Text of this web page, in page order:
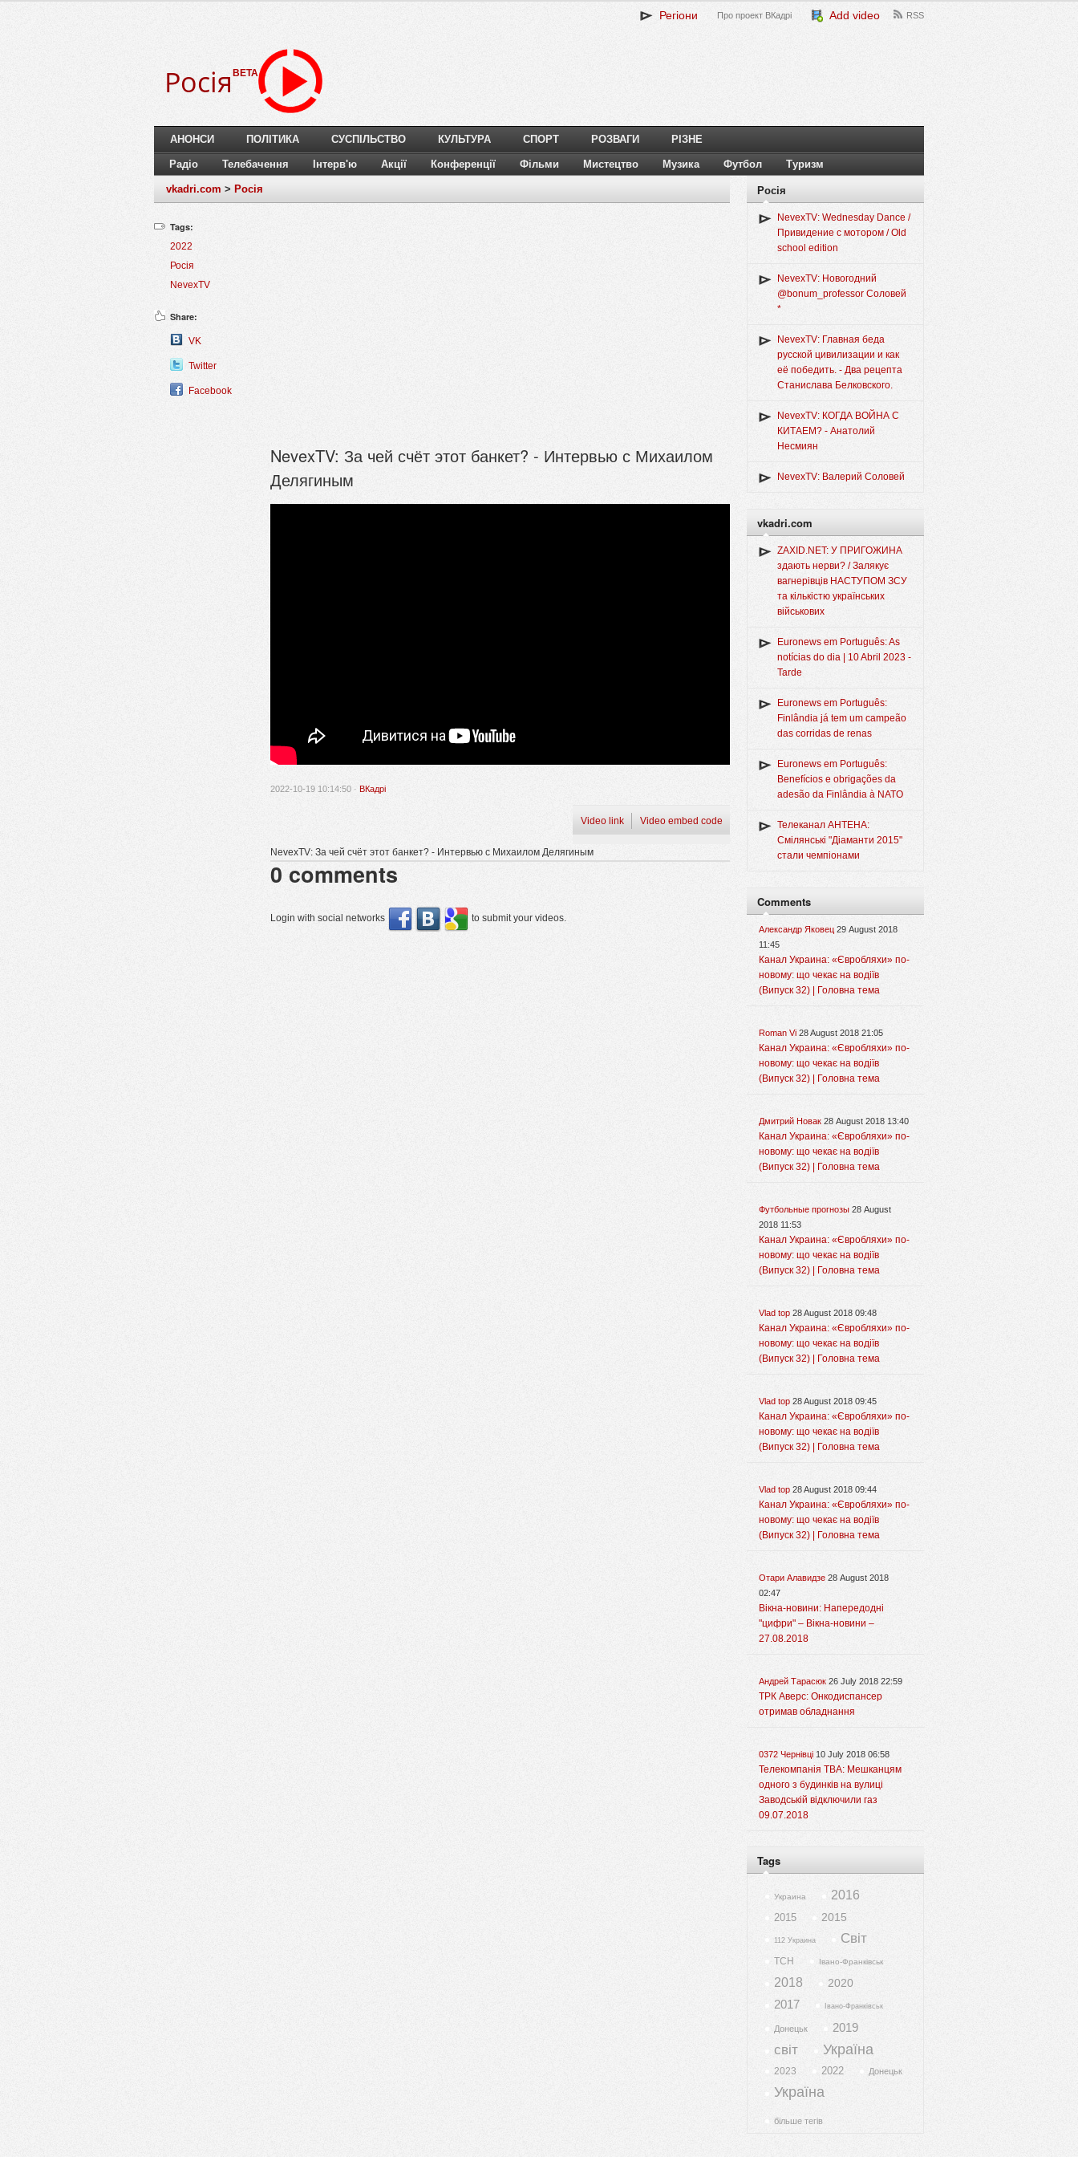
Регіони Про проект ВКадрі Add video RSS
Росія BETA
АНОНСИ ПОЛІТИКА СУСПІЛЬСТВО КУЛЬТУРА СПОРТ РОЗВАГИ РІЗНЕ
Радіо Телебачення Інтерв'ю Акції Конференції Фільми Мистецтво Музика Футбол Туризм
vkadri.com > Росія
Tags:
2022
Росія
NevexTV
Share:
VK
Twitter
Facebook
NevexTV: За чей счёт этот банкет? - Интервью с Михаилом
Делягиным
2022-10-19 10:14:50 · ВКадрі
Video link Video embed code
NevexTV: За чей счёт этот банкет? - Интервью с Михаилом Делягиным
0 comments
Login with social networks to submit your videos.
Росія
NevexTV: Wednesday Dance /
Привидение с мотором / Old
school edition
NevexTV: Новогодний
@bonum_professor Соловей
*
NevexTV: Главная беда
русской цивилизации и как
её победить. - Два рецепта
Станислава Белковского.
NevexTV: КОГДА ВОЙНА С
КИТАЕМ? - Анатолий
Несмиян
NevexTV: Валерий Соловей
vkadri.com
ZAXID.NET: У ПРИГОЖИНА
здають нерви? / Залякує
вагнерівців НАСТУПОМ ЗСУ
та кількістю українських
військових
Euronews em Português: As
notícias do dia | 10 Abril 2023 -
Tarde
Euronews em Português:
Finlândia já tem um campeão
das corridas de renas
Euronews em Português:
Benefícios e obrigações da
adesão da Finlândia à NATO
Телеканал АНТЕНА:
Смілянські "Діаманти 2015"
стали чемпіонами
Comments
Александр Яковец 29 August 2018
11:45
Канал Украина: «Євробляхи» по-
новому: що чекає на водіїв
(Випуск 32) | Головна тема
Roman Vi 28 August 2018 21:05
Канал Украина: «Євробляхи» по-
новому: що чекає на водіїв
(Випуск 32) | Головна тема
Дмитрий Новак 28 August 2018 13:40
Канал Украина: «Євробляхи» по-
новому: що чекає на водіїв
(Випуск 32) | Головна тема
Футбольные прогнозы 28 August
2018 11:53
Канал Украина: «Євробляхи» по-
новому: що чекає на водіїв
(Випуск 32) | Головна тема
Vlad top 28 August 2018 09:48
Канал Украина: «Євробляхи» по-
новому: що чекає на водіїв
(Випуск 32) | Головна тема
Vlad top 28 August 2018 09:45
Канал Украина: «Євробляхи» по-
новому: що чекає на водіїв
(Випуск 32) | Головна тема
Vlad top 28 August 2018 09:44
Канал Украина: «Євробляхи» по-
новому: що чекає на водіїв
(Випуск 32) | Головна тема
Отари Алавидзе 28 August 2018
02:47
Вікна-новини: Напередодні
"цифри" – Вікна-новини –
27.08.2018
Андрей Тарасюк 26 July 2018 22:59
ТРК Аверс: Онкодиспансер
отримав обладнання
0372 Чернівці 10 July 2018 06:58
Телекомпанія ТВА: Мешканцям
одного з будинків на вулиці
Заводській відключили газ
09.07.2018
Tags
Украина 2016
2015 2015
112 Украина Світ
ТСН Івано-Франківськ
2018 2020
2017 Івано-Франківськ
Донецьк 2019
світ Україна
2023 2022 Донецьк
Україна
більше тегів